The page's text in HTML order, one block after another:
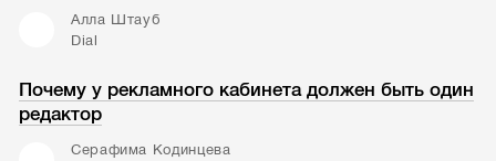
Алла Штауб
Dial
Почему у рекламного кабинета должен быть один
редактор
Серафима Кодинцева